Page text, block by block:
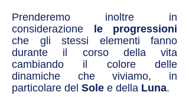
Prenderemo inoltre in
considerazione
le progressioni
che gli stessi elementi fanno
durante il corso della vita
cambiando il colore delle
dinamiche che viviamo, in
particolare del Sole e della Luna.